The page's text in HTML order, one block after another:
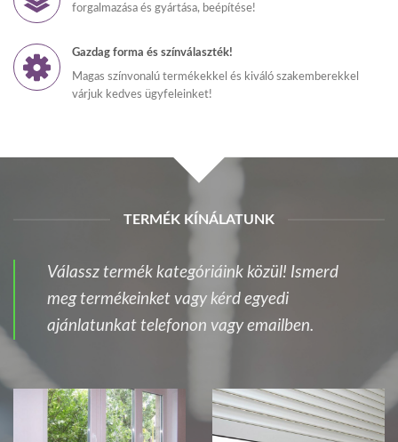
forgalmazása és gyártása, beépítése!
Gazdag forma és színválaszték!
Magas színvonalú termékekkel és kiváló szakemberekkel
várjuk kedves ügyfeleinket!
TERMÉK KÍNÁLATUNK
Válassz termék kategóriáink közül! Ismerd
meg termékeinket vagy kérd egyedi
ajánlatunkat telefonon vagy emailben.